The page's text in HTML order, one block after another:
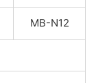
MB-N12